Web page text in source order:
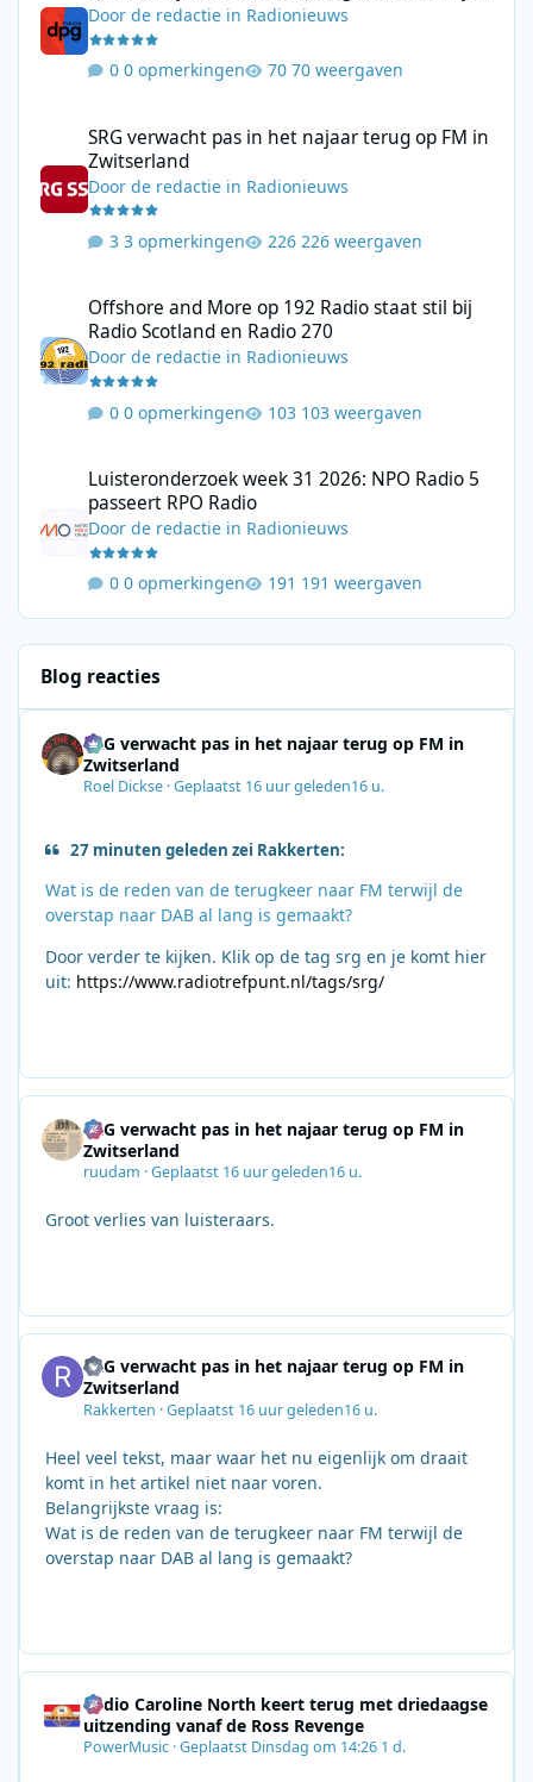
Doorde redactie in Radionieuws
0 opmerkingen 70 weergaven
SRG verwacht pas in het najaar terug op FM in
Zwitserland
Doorde redactie in Radionieuws
3 opmerkingen 226 weergaven
Offshore and More op 192 Radio staat stil bij
Radio Scotland en Radio 270
Doorde redactie in Radionieuws
0 opmerkingen 103 weergaven
Luisteronderzoek week 31 2026: NPO Radio 5
passeert RPO Radio
Doorde redactie in Radionieuws
0 opmerkingen 191 weergaven
Blog reacties
SRG verwacht pas in het najaar terug op FM in
Zwitserland
Roel Dickse ·Geplaatst 16 uur geleden16 u.
27 minuten geleden zei Rakkerten:
Wat is de reden van de terugkeer naar FM terwijl de
overstap naar DAB al lang is gemaakt?
Door verder te kijken. Klik op de tag srg en je komt hier
uit: https://www.radiotrefpunt.nl/tags/srg/
SRG verwacht pas in het najaar terug op FM in
Zwitserland
ruudam ·Geplaatst 16 uur geleden16 u.
Groot verlies van luisteraars.
SRG verwacht pas in het najaar terug op FM in
Zwitserland
Rakkerten ·Geplaatst 16 uur geleden16 u.
Heel veel tekst, maar waar het nu eigenlijk om draait
komt in het artikel niet naar voren.
Belangrijkste vraag is:
Wat is de reden van de terugkeer naar FM terwijl de
overstap naar DAB al lang is gemaakt?
Radio Caroline North keert terug met driedaagse
uitzending vanaf de Ross Revenge
PowerMusic ·Geplaatst Dinsdag om 14:26 1 d.